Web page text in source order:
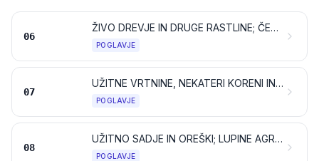
06
ŽIVO DREVJE IN DRUGE RASTLINE; ČEBULICE, KORENINE IN PODOBNO; REZANO CVETJE IN OKRASNO LISTJE
POGLAVJE
07
UŽITNE VRTNINE, NEKATERI KORENI IN GOMOLJI
POGLAVJE
08
UŽITNO SADJE IN OREŠKI; LUPINE AGRUMOV ALI MELON
POGLAVJE